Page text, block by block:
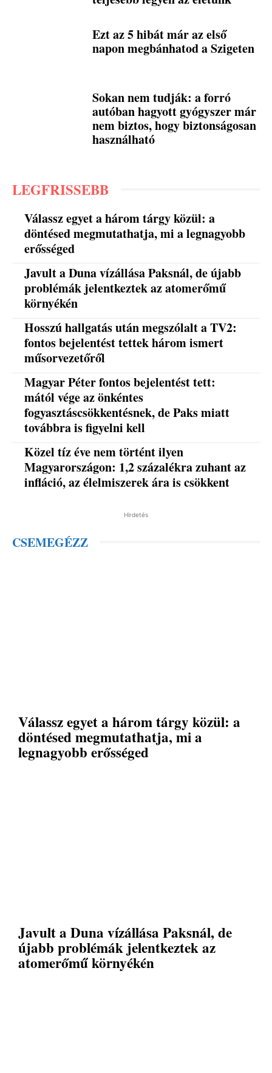
Ezt az 5 hibát már az első
napon megbánhatod a Szigeten
Sokan nem tudják: a forró
autóban hagyott gyógyszer már
nem biztos, hogy biztonságosan
használható
LEGFRISSEBB
Válassz egyet a három tárgy közül: a
döntésed megmutathatja, mi a legnagyobb
erősséged
Javult a Duna vízállása Paksnál, de újabb
problémák jelentkeztek az atomerőmű
környékén
Hosszú hallgatás után megszólalt a TV2:
fontos bejelentést tettek három ismert
műsorvezetőről
Magyar Péter fontos bejelentést tett:
mától vége az önkéntes
fogyasztáscsökkentésnek, de Paks miatt
továbbra is figyelni kell
Közel tíz éve nem történt ilyen
Magyarországon: 1,2 százalékra zuhant az
infláció, az élelmiszerek ára is csökkent
Hirdetés
CSEMEGÉZZ
Válassz egyet a három tárgy közül: a
döntésed megmutathatja, mi a
legnagyobb erősséged
Javult a Duna vízállása Paksnál, de
újabb problémák jelentkeztek az
atomerőmű környékén